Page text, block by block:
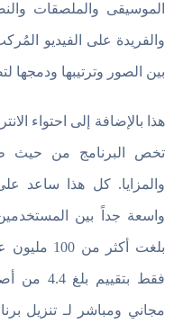
الموسيقى والملصقات
والفريدة على الفيديو
بين الصور وترتيبها ودمجها
هذا بالإضافة إلى احتواء
تخص البرنامج من حيث
والمزايا. كل هذا ساعد
واسعة جداً بين
بلغت
مجاني ومباشر لـ تنزيل